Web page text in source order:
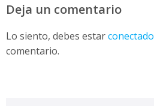
Deja un comentario
Lo siento, debes estarconectado
comentario.